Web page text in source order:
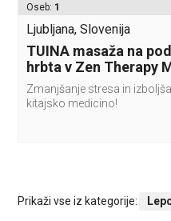
Oseb: 1
Ljubljana, Slovenija
TUINA masaža na
hrbta v Zen Therapy
Zmanjšanje stresa in
kitajsko medicino!
Prikaži vse iz kategorije: